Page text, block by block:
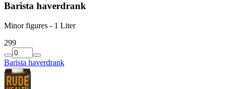
Barista haverdrank
Minor figures - 1 Liter
299
Barista haverdrank